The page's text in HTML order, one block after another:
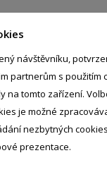
návštěvníku,
partnerům s použitím
na tomto zařízení.
je možné
nezbytných
prezentace.
51401